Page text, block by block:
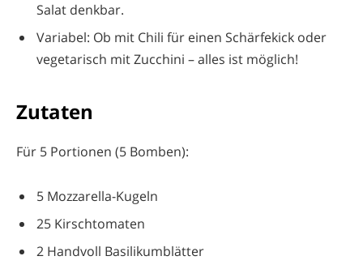
Salat denkbar.
Variabel: Ob mit Chili für einen Schärfekick oder
vegetarisch mit Zucchini – alles ist möglich!
Zutaten
Für 5 Portionen (5 Bomben):
5 Mozzarella-Kugeln
25 Kirschtomaten
2 Handvoll Basilikumblätter